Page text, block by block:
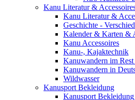
Kanu Literatur &
Kanu Literatur &
Geschichte -
Kalender & Karten &
Kanu Accessoires
Kanu-, Kajaktechnik
Kanuwandern im
Kanuwandern in
Wildwasser
Kanusport Bekleidung
Kanusport Bekleidung